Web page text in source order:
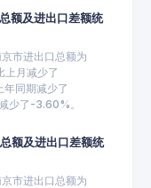
额及进出口差额统
市进出口总额为
月减少了
同期减少了
少了-3.60%。
额及进出口差额统
市进出口总额为